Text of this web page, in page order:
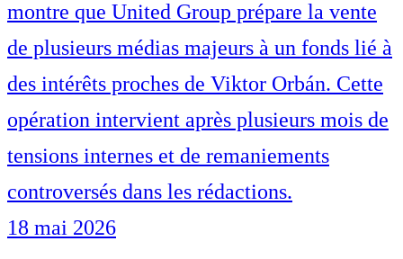
montre que United Group prépare la vente
de plusieurs médias majeurs à un fonds lié à
des intérêts proches de Viktor Orbán. Cette
opération intervient après plusieurs mois de
tensions internes et de remaniements
controversés dans les rédactions.
18 mai 2026